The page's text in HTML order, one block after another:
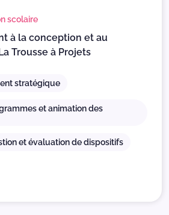
scolaire
à la conception et au
Trousse à Projets
stratégique
et animation des
et évaluation de dispositifs